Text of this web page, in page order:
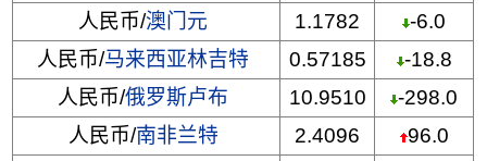
人民币/澳门元 1.1782
-6.0
人民币/马来西亚林吉特 0.57185
-18.8
人民币/俄罗斯卢布 10.9510
-298.0
人民币/南非兰特 2.4096
96.0